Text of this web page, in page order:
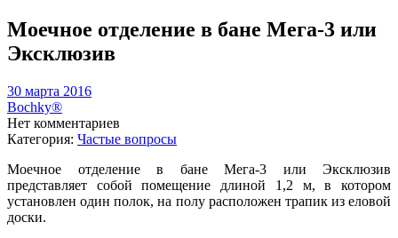
Моечное отделение в бане Мега-3 или
Эксклюзив
30 марта 2016
Bochky®
Нет комментариев
Категория: Частые вопросы
Моечное отделение в бане Мега-3 или Эксклюзив
представляет собой помещение длиной 1,2 м, в котором
установлен один полок, на полу расположен трапик из еловой
доски.